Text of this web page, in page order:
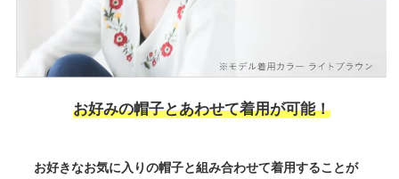
お好みの帽子とあわせて着用が可能！
お好きなお気に入りの帽子と組み合わせて着用することが